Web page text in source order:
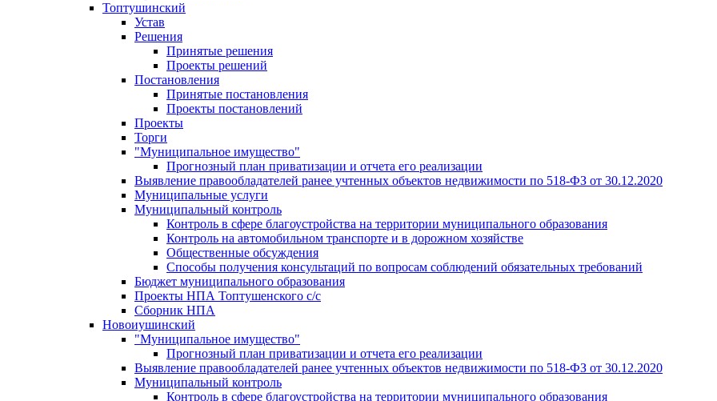
Топтушинский
Устав
Решения
Принятые решения
Проекты решений
Постановления
Принятые постановления
Проекты постановлений
Проекты
Торги
"Муниципальное имущество"
Прогнозный план приватизации и отчета его реализации
Выявление правообладателей ранее учтенных объектов недвижимости по 518-ФЗ от 30.12.2020
Муниципальные услуги
Муниципальный контроль
Контроль в сфере благоустройства на территории муниципального образования
Контроль на автомобильном транспорте и в дорожном хозяйстве
Общественные обсуждения
Способы получения консультаций по вопросам соблюдений обязательных требований
Бюджет муниципального образования
Проекты НПА Топтушенского с/с
Сборник НПА
Новоиушинский
"Муниципальное имущество"
Прогнозный план приватизации и отчета его реализации
Выявление правообладателей ранее учтенных объектов недвижимости по 518-ФЗ от 30.12.2020
Муниципальный контроль
Контроль в сфере благоустройства на территории муниципального образования